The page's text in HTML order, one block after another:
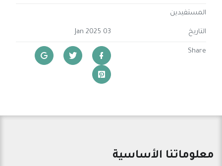
المستفيدين
التاريخ 03 Jan 2025
Share
معلوماتنا الأساسية